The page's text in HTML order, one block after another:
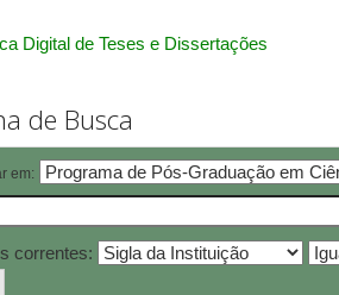
Digital de Teses e Dissertações
de Busca
em:
correntes: